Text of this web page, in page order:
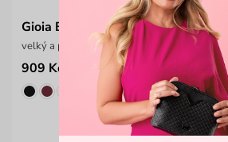
Gioia Big Brown
velký a prostorný batoh
909 Kč 1 399 Kč